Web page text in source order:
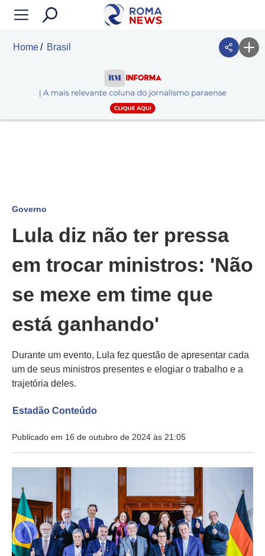
Home Brasil
Governo
Lula diz não ter pressa
em trocar ministros: 'Não
se mexe em time que
está ganhando'
Durante um evento, Lula fez questão de apresentar cada
um de seus ministros presentes e elogiar o trabalho e a
trajetória deles.
Estadão Conteúdo
Publicado em 16 de outubro de 2024 às 21:05